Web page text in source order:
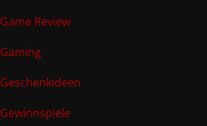
Game Review
Gaming
Geschenkideen
Gewinnspiele